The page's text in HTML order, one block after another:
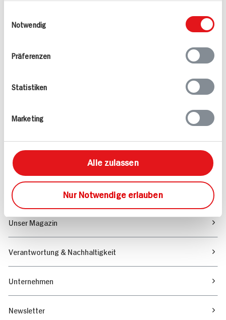
bereitgestellt haben oder die sie im Rahmen
Notwendig
Präferenzen
Statistiken
Marketing
Alle zulassen
Nur Notwendige erlauben
(0228) 42967 0
Freitags: 9 bis 13 Uhr
Sortiment
Marktfinder
Unser Magazin
Verantwortung & Nachhaltigkeit
Unternehmen
Newsletter